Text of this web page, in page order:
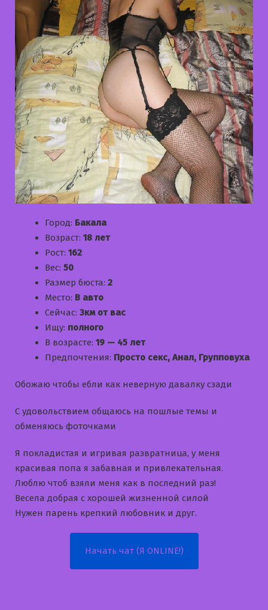
Город: Бакала
Возраст: 18 лет
Рост: 162
Вес: 50
Размер бюста: 2
Место: В авто
Сейчас: 3км от вас
Ищу: полного
В возрасте: 19 — 45 лет
Предпочтения: Просто секс, Анал, Групповуха
Обожаю чтобы ебли как неверную давалку сзади
С удовольствием общаюсь на пошлые темы и
обменяюсь фоточками
Я покладистая и игривая развратница, у меня
красивая попа я забавная и привлекательная.
Люблю чтоб взяли меня как в последний раз!
Bесела добрая с хорошей жизненной силой
Нужен парень крепкий любовник и друг.
Начать чат (Я ONLINE!)